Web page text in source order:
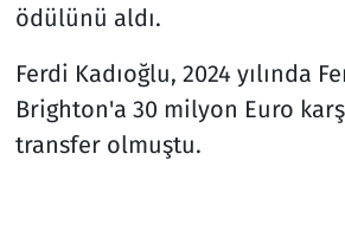
ödülünü aldı.
Ferdi Kadıoğlu, 2024 yılında
Brighton'a 30 milyon Euro
transfer olmuştu.